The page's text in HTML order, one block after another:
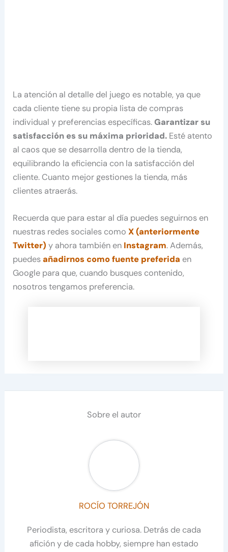
La atención al detalle del juego es notable, ya que
cada cliente tiene su propia lista de compras
individual y preferencias específicas.Garantizar su
satisfacción es su máxima prioridad. Esté atento
al caos que se desarrolla dentro de la tienda,
equilibrando la eficiencia con la satisfacción del
cliente. Cuanto mejor gestiones la tienda, más
clientes atraerás.
Recuerda que para estar al día puedes seguirnos en
nuestras redes sociales comoX (anteriormente
Twitter) y ahora también en Instagram. Además,
puedesañadirnos como fuente preferida en
Google para que, cuando busques contenido,
nosotros tengamos preferencia.
Sobre el autor
ROCÍO TORREJÓN
Periodista, escritora y curiosa. Detrás de cada
afición y de cada hobby, siempre han estado